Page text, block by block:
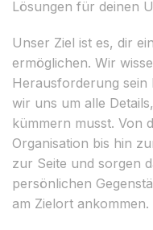
Lösungen für deinen
Unser Ziel ist es, dir
ermöglichen. Wir
Herausforderung sein
wir uns um alle
kümmern musst. Von
Organisation bis hin
zur Seite und sorgen
persönlichen
am Zielort ankommen.